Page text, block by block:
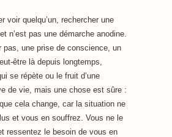
voir quelqu’un, rechercher une
n’est pas une démarche anodine.
pas, une prise de conscience, un
être là depuis longtemps,
se répète ou le fruit d’une
de vie, mais une chose est sûre :
cela change, car la situation ne
et vous en souffrez. Vous ne le
ressentez le besoin de vous en